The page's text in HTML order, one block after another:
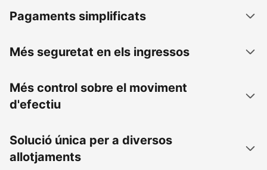
Pagaments simplificats
Més seguretat en els ingressos
Més control sobre el moviment
d'efectiu
Solució única per a diversos
allotjaments